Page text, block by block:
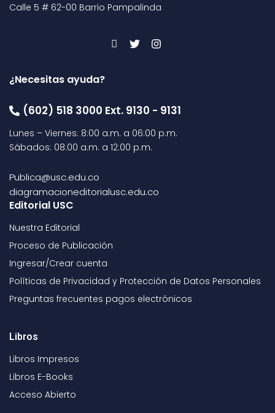
Calle 5 # 62-00 Barrio Pampalinda
¿Necesitas ayuda?
(602) 518 3000 Ext. 9130 - 9131
Lunes – Viernes: 8:00 a.m. a 06:00 p.m.
Sábados: 08:00 a.m. a 12:00 p.m.
Publica@usc.edu.co
diagramacioneditorialusc.edu.co
Editorial USC
Nuestra Editorial
Proceso de Publicación
Ingresar/Crear cuenta
Políticas de Privacidad y Protección de Datos Personales
Preguntas frecuentes pagos electrónicos
Libros
Libros Impresos
Libros E-Books
Acceso Abierto